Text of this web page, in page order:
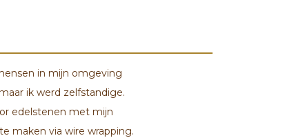
in mijn omgeving
ik werd zelfstandige.
edelstenen met mijn
maken via wire wrapping.